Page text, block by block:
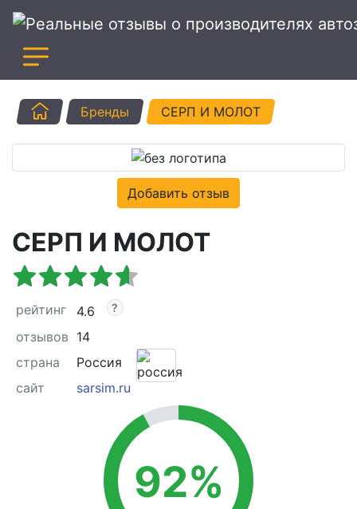
ГлавнаяБренды СЕРП И МОЛОТ
Добавить отзыв
СЕРП И МОЛОТ
рейтинг
4.6
отзывов 14
страна
Россия
сайт
sarsim.ru
92%